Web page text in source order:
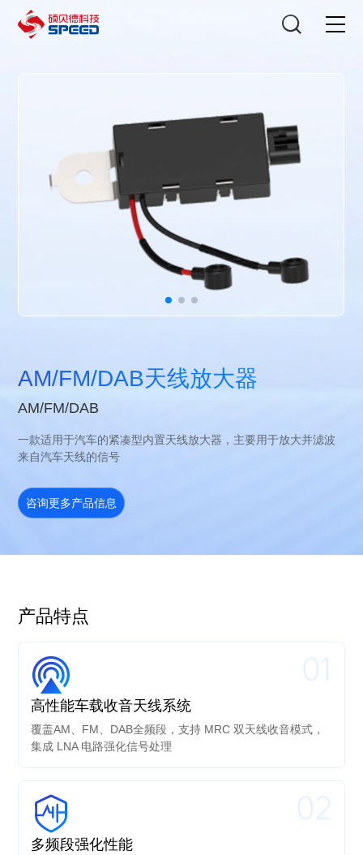
创新与技术
关于我们
选择语言 在线咨询
AM/FM/DAB天线放大器
AM/FM/DAB
一款适用于汽车的紧凑型内置天线放大器，主要用于放大并滤波
来自汽车天线的信号
咨询更多产品信息
产品特点
高性能车载收音天线系统
覆盖AM、FM、DAB全频段，支持 MRC 双天线收音模式，
集成 LNA 电路强化信号处理
01
多频段强化性能
02